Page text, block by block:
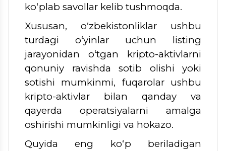
ko‘plab savollar kelib tushmoqda.
Xususan, o‘zbekistonliklar ushbu
turdagi o‘yinlar uchun listing
jarayonidan o‘tgan kripto-aktivlarni
qonuniy ravishda sotib olishi yoki
sotishi mumkinmi, fuqarolar ushbu
kripto-aktivlar bilan qanday va
qayerda operatsiyalarni amalga
oshirishi mumkinligi va hokazo.
Quyida eng ko‘p beriladigan